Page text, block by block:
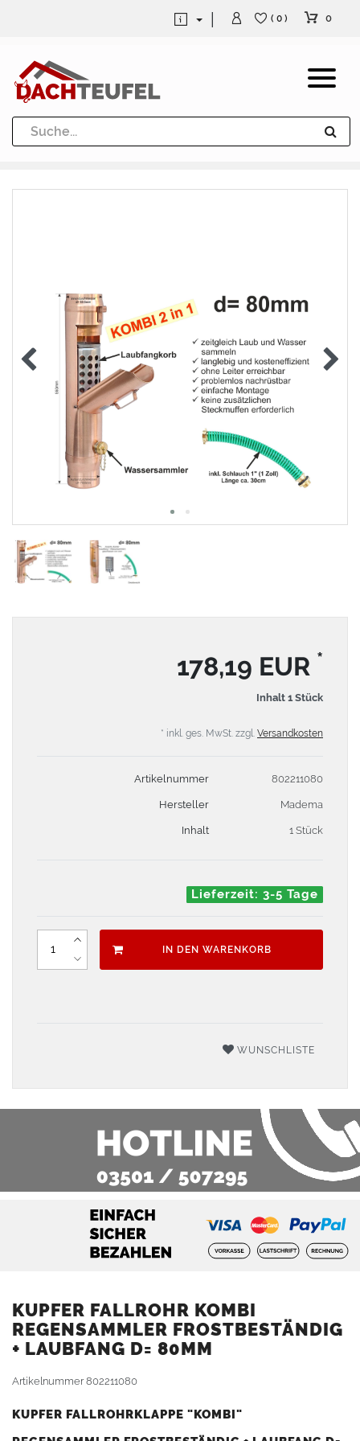
Dachrinne und Fallrohre
Werkzeuge und Löttechnik
( 0 ) 0
178,19 EUR *
Inhalt 1 Stück
* inkl. ges. MwSt. zzgl. Versandkosten
Artikelnummer 802211080
Hersteller Madema
Inhalt 1 Stück
Lieferzeit: 3-5 Tage
IN DEN WARENKORB
WUNSCHLISTE
KUPFER FALLROHR KOMBI
REGENSAMMLER FROSTBESTÄNDIG
+ LAUBFANG D= 80MM
Artikelnummer802211080
KUPFER FALLROHRKLAPPE "KOMBI"